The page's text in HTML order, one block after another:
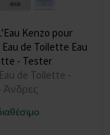
Kenzo pour
Eau de Toilette Eau
- Tester
de Toilette -
Άνδρες